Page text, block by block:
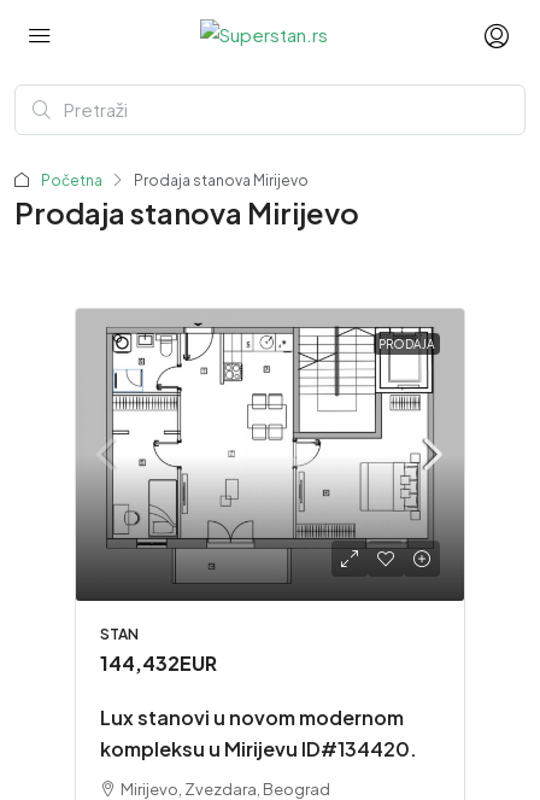
Početna Prodaja stanova Mirijevo
Prodaja stanova Mirijevo
PRODAJA
STAN
144,432EUR
Lux stanovi u novom modernom
kompleksu u Mirijevu ID#134420.
Mirijevo, Zvezdara, Beograd